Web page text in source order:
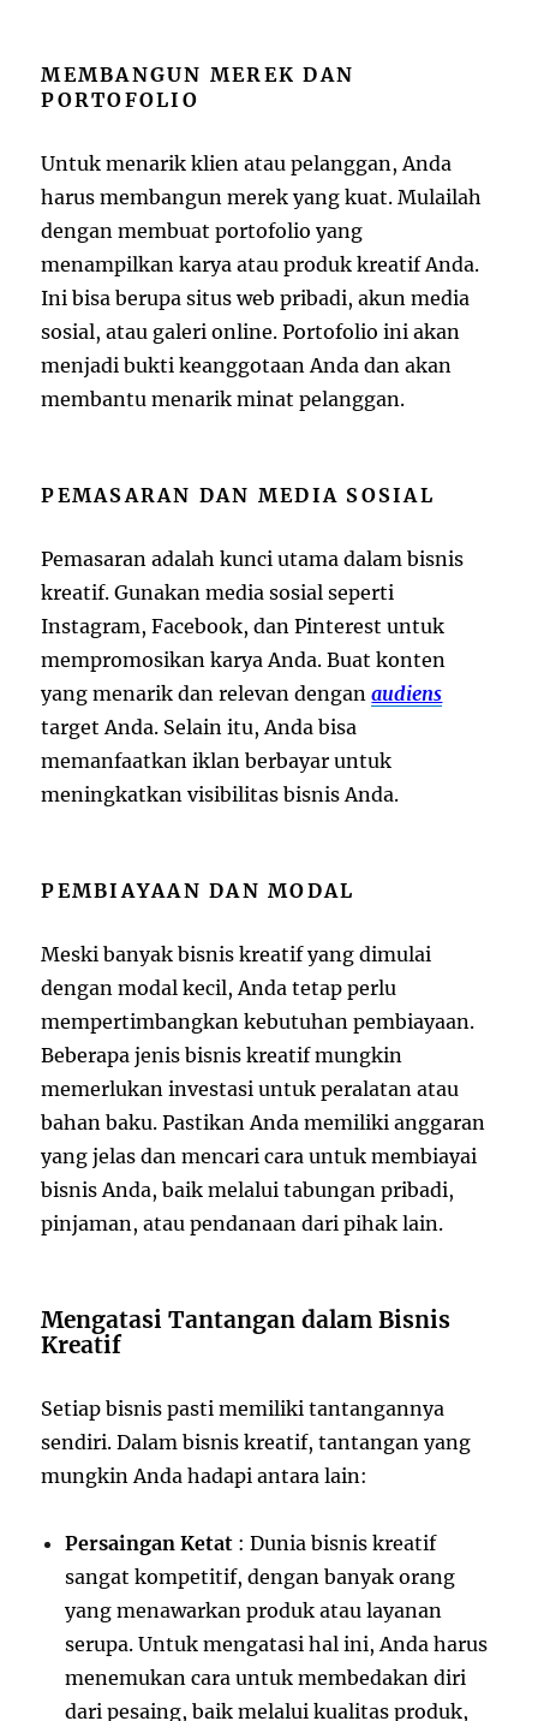
MEMBANGUN MEREK DAN
PORTOFOLIO
Untuk menarik klien atau pelanggan, Anda
harus membangun merek yang kuat. Mulailah
dengan membuat portofolio yang
menampilkan karya atau produk kreatif Anda.
Ini bisa berupa situs web pribadi, akun media
sosial, atau galeri online. Portofolio ini akan
menjadi bukti keanggotaan Anda dan akan
membantu menarik minat pelanggan.
PEMASARAN DAN MEDIA SOSIAL
Pemasaran adalah kunci utama dalam bisnis
kreatif. Gunakan media sosial seperti
Instagram, Facebook, dan Pinterest untuk
mempromosikan karya Anda. Buat konten
yang menarik dan relevan denganaudiens
target Anda. Selain itu, Anda bisa
memanfaatkan iklan berbayar untuk
meningkatkan visibilitas bisnis Anda.
PEMBIAYAAN DAN MODAL
Meski banyak bisnis kreatif yang dimulai
dengan modal kecil, Anda tetap perlu
mempertimbangkan kebutuhan pembiayaan.
Beberapa jenis bisnis kreatif mungkin
memerlukan investasi untuk peralatan atau
bahan baku. Pastikan Anda memiliki anggaran
yang jelas dan mencari cara untuk membiayai
bisnis Anda, baik melalui tabungan pribadi,
pinjaman, atau pendanaan dari pihak lain.
Mengatasi Tantangan dalam Bisnis
Kreatif
Setiap bisnis pasti memiliki tantangannya
sendiri. Dalam bisnis kreatif, tantangan yang
mungkin Anda hadapi antara lain:
Persaingan Ketat : Dunia bisnis kreatif
sangat kompetitif, dengan banyak orang
yang menawarkan produk atau layanan
serupa. Untuk mengatasi hal ini, Anda harus
menemukan cara untuk membedakan diri
dari pesaing, baik melalui kualitas produk,